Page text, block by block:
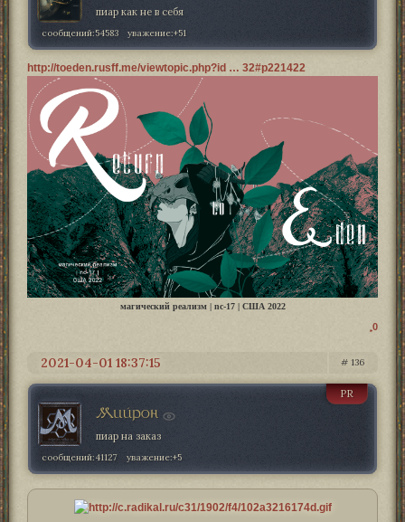
пиар как не в себя
сообщений:54583 уважение:+51
http://toeden.rusff.me/viewtopic.php?id … 32#p221422
магический реализм | nc-17 | США 2022
0
136
2021-04-01 18:37:15
Мийрон
PR
пиар на заказ
сообщений:41127 уважение:+5